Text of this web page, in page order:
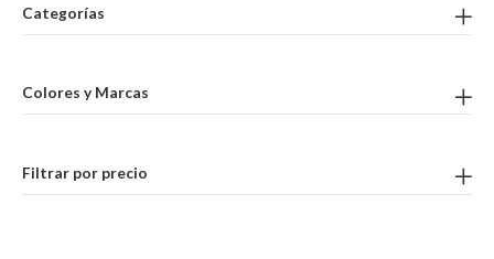
Categorías
Colores y Marcas
Filtrar por precio